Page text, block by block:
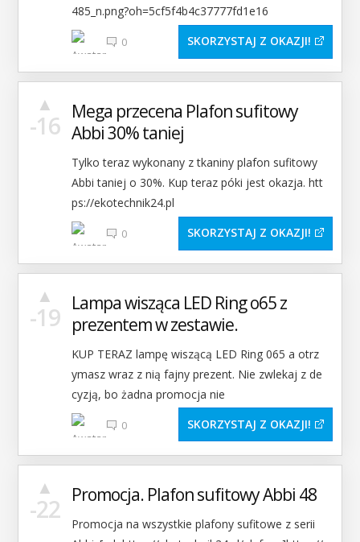
485_n.png?oh=5cf5f4b4c37777fd1e16
0 SKORZYSTAJ Z OKAZJI
-16
▲
Mega przecena Plafon sufitowy
Abbi 30% taniej
Tylko teraz wykonany z tkaniny plafon sufitowy
Abbi taniej o 30%. Kup teraz póki jest okazja. htt
ps://ekotechnik24.pl
0 SKORZYSTAJ Z OKAZJI
-19
▲
Lampa wisząca LED Ring o65 z
prezentem w zestawie.
KUP TERAZ lampę wiszącą LED Ring 065 a otrz
ymasz wraz z nią fajny prezent. Nie zwlekaj z de
cyzją, bo żadna promocja nie
0 SKORZYSTAJ Z OKAZJI
-22
▲ Promocja. Plafon sufitowy Abbi 48
Promocja na wszystkie plafony sufitowe z serii